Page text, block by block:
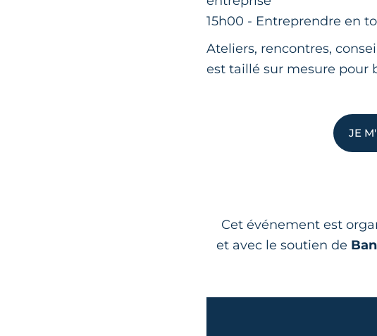
15h00 - Entreprendre en
Ateliers, rencontres,
est taillé sur mesure pour
JE
Cet événement est
et avec le soutien de